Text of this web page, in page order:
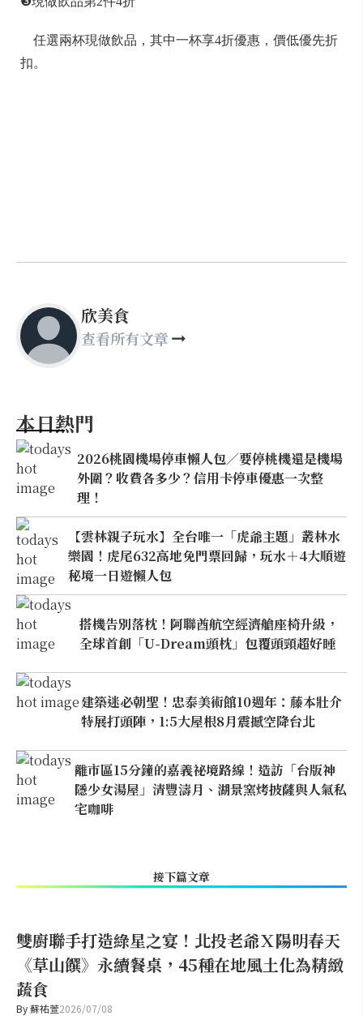
任選兩杯現做飲品，其中一杯享4折優惠，價低優先折
扣。
欣美食
查看所有文章
本日熱門
2026桃園機場停車懶人包／要停桃機還是機場
外圍？收費各多少？信用卡停車優惠一次整
理！
【雲林親子玩水】全台唯一「虎爺主題」叢林水
樂園！虎尾632高地免門票回歸，玩水＋4大順遊
秘境一日遊懶人包
搭機告別落枕！阿聯酋航空經濟艙座椅升級，
全球首創「U-Dream頭枕」包覆頭頸超好睡
建築迷必朝聖！忠泰美術館10週年：藤本壯介
特展打頭陣，1:5大屋根8月震撼空降台北
離市區15分鐘的嘉義祕境路線！造訪「台版神
隱少女湯屋」清豐濤月、湖景窯烤披薩與人氣私
宅咖啡
接下篇文章
雙廚聯手打造綠星之宴！北投老爺Ｘ陽明春天
《草山饌》永續餐桌，45種在地風土化為精緻
蔬食
By蘇祐萱2026/07/08